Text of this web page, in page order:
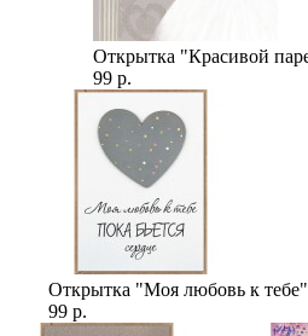
Открытка "Красивой
99 р.
Открытка "Моя любовь к тебе"
99 р.